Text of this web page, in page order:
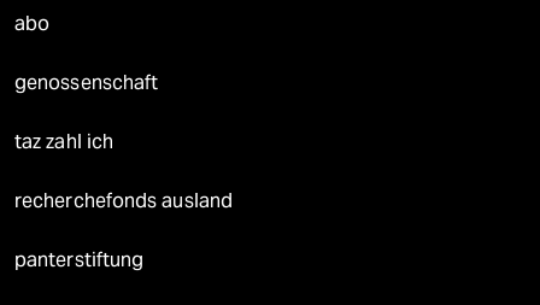
abo
genossenschaft
taz zahl ich
recherchefonds ausland
panterstiftung